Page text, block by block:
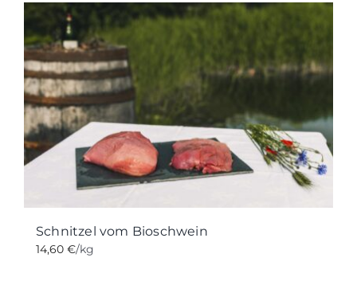
Schnitzel vom Bioschwein
14,60 €/kg